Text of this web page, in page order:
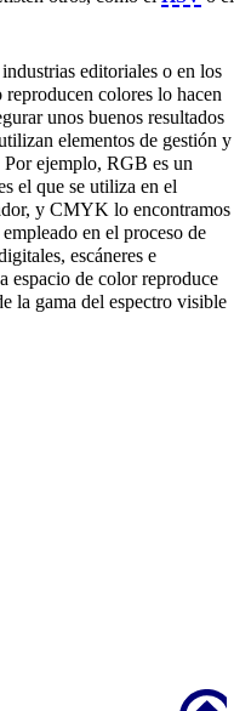
editoriales o en los
colores lo hacen
unos buenos resultados
elementos de gestión y
Por ejemplo, RGB es un
el que se utiliza en el
y CMYK lo encontramos
en el proceso de
escáneres e
espacio de color reproduce
la gama del espectro visible
Scroll